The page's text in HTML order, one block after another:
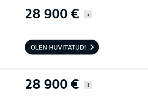
28 900 € i
OLEN HUVITATUD!
28 900 € i